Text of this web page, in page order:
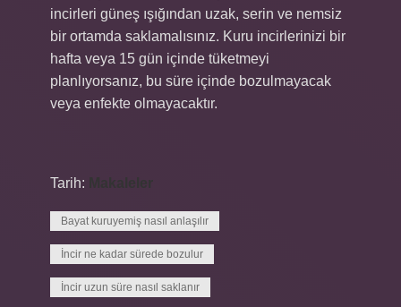
incirleri güneş ışığından uzak, serin ve nemsiz
bir ortamda saklamalısınız. Kuru incirlerinizi bir
hafta veya 15 gün içinde tüketmeyi
planlıyorsanız, bu süre içinde bozulmayacak
veya enfekte olmayacaktır.
Tarih:
Bayat kuruyemiş nasıl anlaşılır
İncir ne kadar sürede bozulur
İncir uzun süre nasıl saklanır